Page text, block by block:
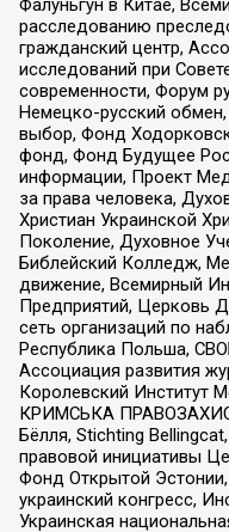
Фалуньгун в Китае,
расследованию
гражданский центр,
исследований при
современности, Форум
Немецко-русский
выбор, Фонд
фонд, Фонд Будущее
информации, Проект
за права человека,
Христиан Украинской
Поколение, Духовное
Библейский Колледж,
движение, Всемирный
Предприятий, Церковь
сеть организаций по
Республика Польша,
Ассоциация развития
Королевский Институт
КРИМСЬКА
Бёлля, Stichting
правовой инициативы
Фонд Открытой
украинский конгресс,
Украинская